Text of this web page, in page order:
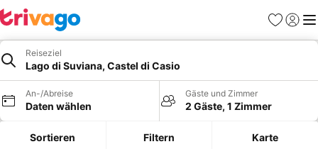
Favoriten
Reiseziel
Lago di Suviana, Castel di Casio
An-/Abreise
Daten wählen
Gäste und Zimmer
2 Gäste, 1 Zimmer
Sortieren Filtern Karte